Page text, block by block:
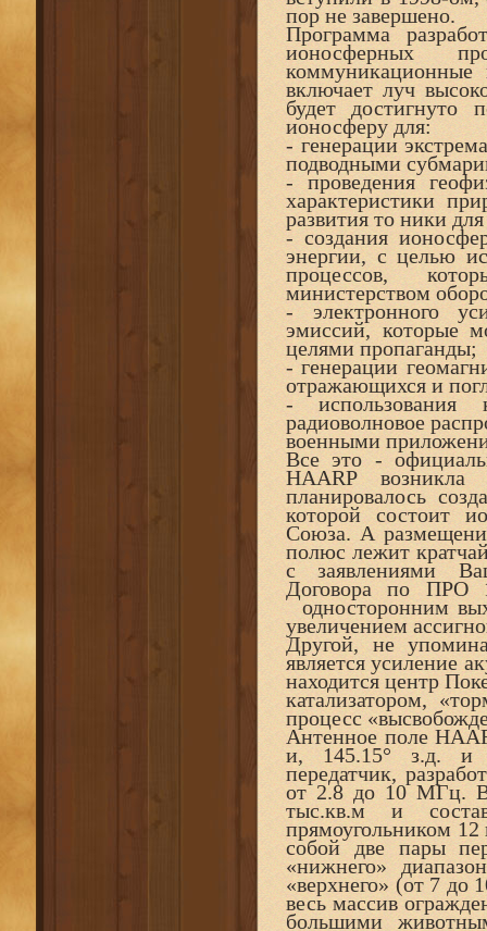
пор не завершено.
Программа
ионосферных
включает луч
будет достигнуто
ионосферу для:
- генерации
подводными
- проведения
характеристики
развития то ники
- создания
энергии, с целью
процессов,
министерством
- электронного
эмиссий, которые
целями пропаганды;
- генерации
отражающихся и
- использования
радиоволновое
военными
Все это -
HAARP
планировалось
которой состоит
Союза. А
полюс лежит
с заявлениями
Договора по ПРО
односторонним
увеличением
Другой, не
является усиление
находится центр
катализатором,
процесс
Антенное поле
и, 145.15° з.д. и
передатчик,
от 2.8 до 10 МГц. В
тыс.кв.м и
прямоугольником 12
собой две пары
«нижнего»
«верхнего» (от 7 до
весь массив
большими